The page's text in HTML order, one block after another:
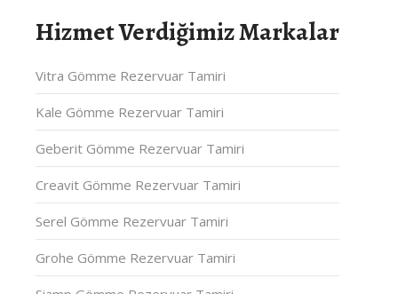
Hizmet Verdiğimiz Markalar
Vitra Gömme Rezervuar Tamiri
Kale Gömme Rezervuar Tamiri
Geberit Gömme Rezervuar Tamiri
Creavit Gömme Rezervuar Tamiri
Serel Gömme Rezervuar Tamiri
Grohe Gömme Rezervuar Tamiri